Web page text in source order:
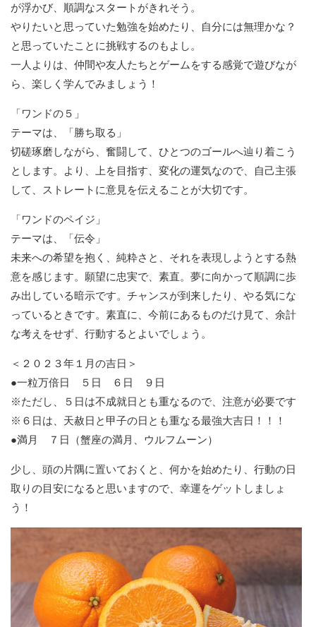
が浮かび、順調なスタートがきれそう。
やりたいと思っていた勉強を始めたり、自分には無理かな？
と思っていたことに挑戦するのもよし。
一人よりは、仲間や友人たちとゲームをする感覚で遊びなが
ら、楽しく学んでみましょう！
「ワンドの５」
テーマは、「勝ち取る」
切磋琢磨しながら、奮闘して、ひとつのゴールへ辿り着こう
とします。より、上を目指す、変化の運気なので、自己主張
して、ストレートに意見を伝えることが大切です。
「ワンドのペイジ」
テーマは、「伝令」
未来への希望を抱く、純粋さと、それを表現しようとする熱
意を感じます。願望に忠実で、素直。夢に向かって順調に歩
み出している暗示です。チャンスが到来したり、やる気にな
っているときです。素直に、今前にあるものだけ見て、余計
な考えをせず、行動するとよいでしょう。
＜２０２３年１月の吉日＞
●一粒万倍日 ５日 ６日 ９日
※ただし、５日は不成就日とも重なるので、注意が必要です
※６日は、天赦日と甲子の日とも重なる最強大吉日！！！
●満月 ７日（蟹座の満月、ウルフムーン）
少し、頭の片隅に置いておくと、何かを始めたり、行動の日
取りの目安になると思いますので、幸運をゲットしましょ
う！